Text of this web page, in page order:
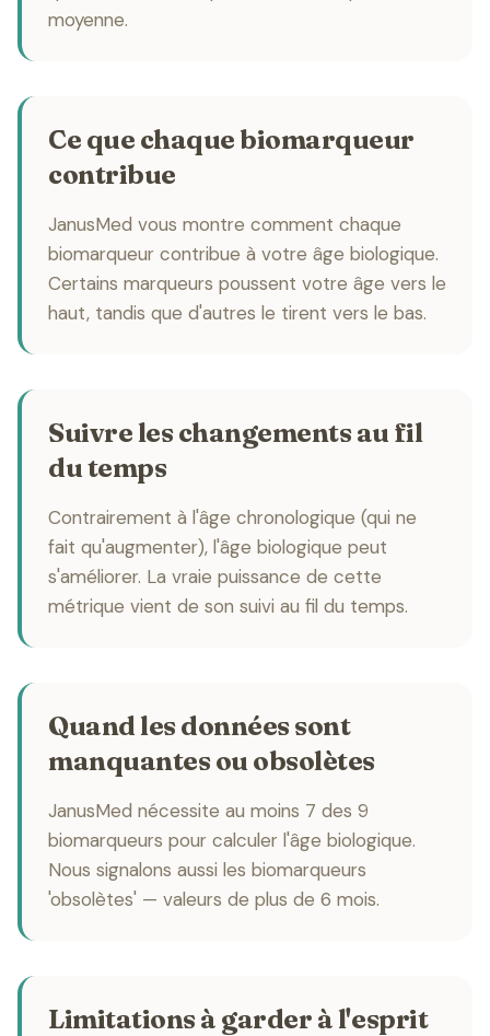
moyenne.
Ce que chaque biomarqueur
contribue
JanusMed vous montre comment chaque
biomarqueur contribue à votre âge biologique.
Certains marqueurs poussent votre âge vers le
haut, tandis que d'autres le tirent vers le bas.
Suivre les changements au fil
du temps
Contrairement à l'âge chronologique (qui ne
fait qu'augmenter), l'âge biologique peut
s'améliorer. La vraie puissance de cette
métrique vient de son suivi au fil du temps.
Quand les données sont
manquantes ou obsolètes
JanusMed nécessite au moins 7 des 9
biomarqueurs pour calculer l'âge biologique.
Nous signalons aussi les biomarqueurs
'obsolètes' — valeurs de plus de 6 mois.
Limitations à garder à l'esprit